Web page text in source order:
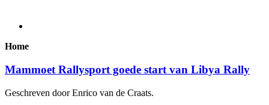
Home
Mammoet Rallysport goede start van Libya Rally
Geschreven door Enrico van de Craats.